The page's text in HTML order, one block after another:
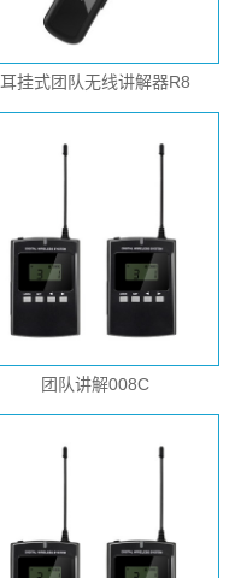
耳挂式团队无线讲解器R8
团队讲解008C